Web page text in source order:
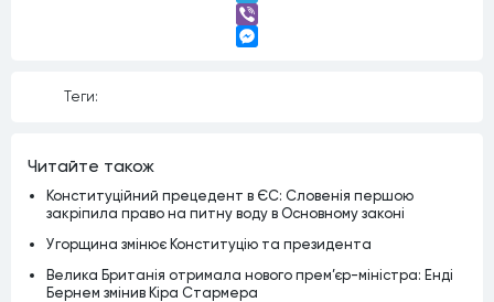
Telegram
Viber
Теги:
Читайте також
Конституційний прецедент в ЄС: Словенія першою
закріпила право на питну воду в Основному законі
Угорщина змінює Конституцію та президента
Велика Британія отримала нового прем’єр-міністра: Енді
Бернем змінив Кіра Стармера